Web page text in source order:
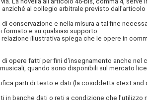
anziché al collegio arbitrale previsto
conservazione e nella misura a tal fine
e su qualsiasi supporto.
illustrativa spiega che le opere in
opere fatti per fini d'insegnamento anche nel
quando sono disponibili sul mercato
parti di testo e dati (la cosiddetta «text and
banche dati o reti a condizione che l'utilizzo